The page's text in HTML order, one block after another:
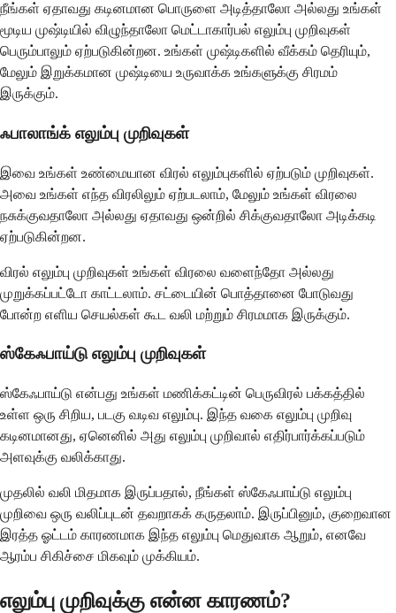
நீங்கள் ஏதாவது கடினமான பொருளை அடித்தாலோ அல்லது உங்கள்
மூடிய முஷ்டியில் விழுந்தாலோ மெட்டாகார்பல் எலும்பு முறிவுகள்
பெரும்பாலும் ஏற்படுகின்றன. உங்கள் முஷ்டிகளில் வீக்கம் தெரியும்,
மேலும் இறுக்கமான முஷ்டியை உருவாக்க உங்களுக்கு சிரமம்
இருக்கும்.
ஃபாலாங்க் எலும்பு முறிவுகள்
இவை உங்கள் உண்மையான விரல் எலும்புகளில் ஏற்படும் முறிவுகள்.
அவை உங்கள் எந்த விரலிலும் ஏற்படலாம், மேலும் உங்கள் விரலை
நசுக்குவதாலோ அல்லது ஏதாவது ஒன்றில் சிக்குவதாலோ அடிக்கடி
ஏற்படுகின்றன.
விரல் எலும்பு முறிவுகள் உங்கள் விரலை வளைந்தோ அல்லது
முறுக்கப்பட்டோ காட்டலாம். சட்டையின் பொத்தானை போடுவது
போன்ற எளிய செயல்கள் கூட வலி மற்றும் சிரமமாக இருக்கும்.
ஸ்கேஃபாய்டு எலும்பு முறிவுகள்
ஸ்கேஃபாய்டு என்பது உங்கள் மணிக்கட்டின் பெருவிரல் பக்கத்தில்
உள்ள ஒரு சிறிய, படகு வடிவ எலும்பு. இந்த வகை எலும்பு முறிவு
கடினமானது, ஏனெனில் அது எலும்பு முறிவால் எதிர்பார்க்கப்படும்
அளவுக்கு வலிக்காது.
முதலில் வலி மிதமாக இருப்பதால், நீங்கள் ஸ்கேஃபாய்டு எலும்பு
முறிவை ஒரு வலிப்புடன் தவறாகக் கருதலாம். இருப்பினும், குறைவான
இரத்த ஓட்டம் காரணமாக இந்த எலும்பு மெதுவாக ஆறும், எனவே
ஆரம்ப சிகிச்சை மிகவும் முக்கியம்.
எலும்பு முறிவுக்கு என்ன காரணம்?